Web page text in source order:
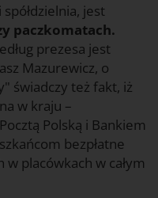
jest
paczkomatach.
prezesa jest
Mazurewicz, o
świadczy też fakt, iż
w kraju –
Polską i Bankiem
bezpłatne
placówkach w całym